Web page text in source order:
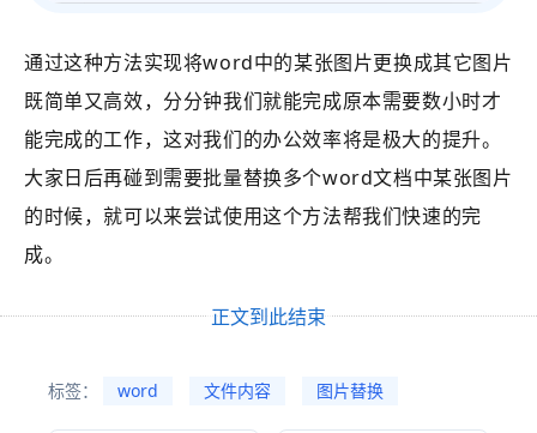
通过这种方法实现将word中的某张图片更换成其它图片
既简单又高效，分分钟我们就能完成原本需要数小时才
能完成的工作，这对我们的办公效率将是极大的提升。
大家日后再碰到需要批量替换多个word文档中某张图片
的时候，就可以来尝试使用这个方法帮我们快速的完
成。
正文到此结束
标签： word 文件内容 图片替换